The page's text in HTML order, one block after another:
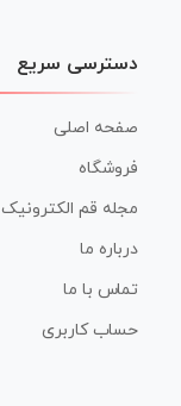
دسترسی سریع
صفحه اصلی
فروشگاه
مجله قم الکترونیک
درباره ما
تماس با ما
حساب کاربری